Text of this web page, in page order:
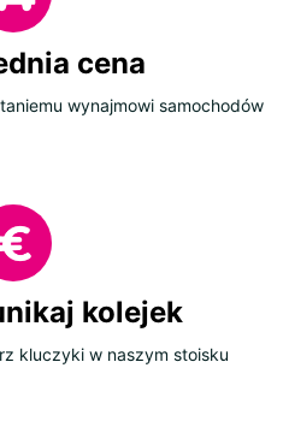
cena
wynajmowi samochodów
kolejek
kluczyki w naszym stoisku